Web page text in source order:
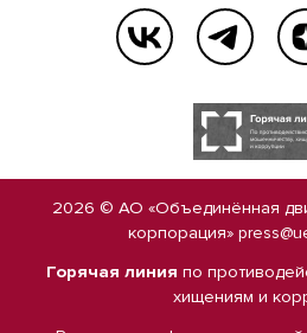
2026 © АО «Объединённая
корпорация»
Горячая линия по
хищениям и